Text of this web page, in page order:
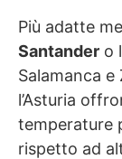
Più adatte
Santander o
Salamanca e
l’Asturia
temperature
rispetto ad